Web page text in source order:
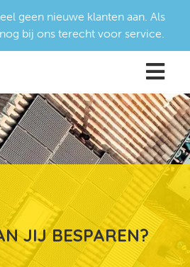
geen nieuwe klanten aan. Als
bij ons terecht voor service.
JIJ BESPAREN?